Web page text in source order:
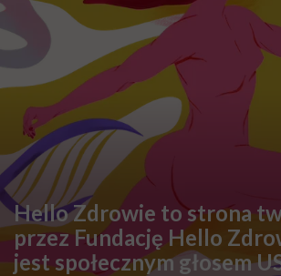
Hello Zdrowie to strona
przez Fundację Hello
jest społecznym głosem